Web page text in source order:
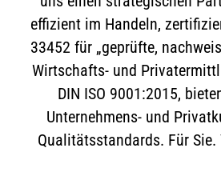
effizient im Handeln,
33452 für „geprüfte,
Wirtschafts- und
DIN ISO 9001:2015,
Unternehmens- und
Qualitätsstandards. Für Sie.